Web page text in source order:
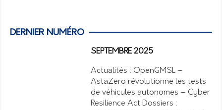
DERNIER NUMÉRO
SEPTEMBRE 2025
Actualités : OpenGMSL –
AstaZero révolutionne les tests
de véhicules autonomes – Cyber
Resilience Act Dossiers :